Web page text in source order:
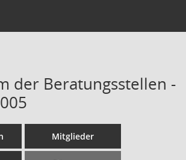
der Beratungsstellen -
Mitglieder